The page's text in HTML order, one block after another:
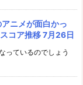
ニメが面白かっ
コア推移 7月26日
っているのでしょう